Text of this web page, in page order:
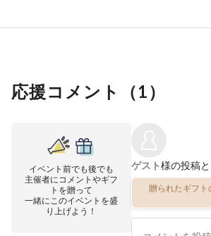
応援コメント（1）
イベント前でも後でも
主催者にコメントやギフ
トを贈って
一緒にこのイベントを盛
り上げよう！
ゲスト様の投稿と
贈られたギフ